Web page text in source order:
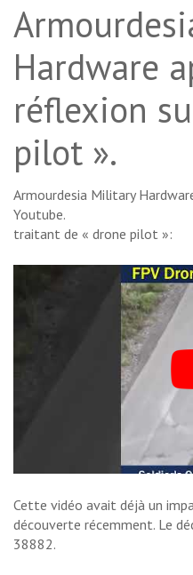
Hardware
réflexion
pilot ».
Armourdesia Military
Youtube.
traitant de « drone pilot »:
Cette vidéo avait déjà un
découverte récemment. Le
38882.